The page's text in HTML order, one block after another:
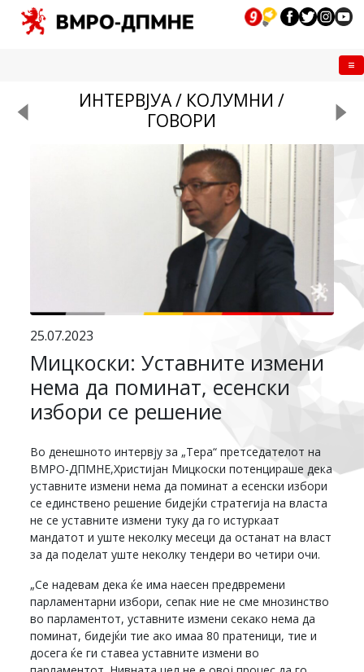
ИНТЕРВЈУА / КОЛУМНИ /
ГОВОРИ
25.07.2023
Мицкоски: Уставните измени
нема да поминат, есенски
избори се решение
Во денешното интервју за „Тера“ претседателот на
ВМРО-ДПМНЕ,Христијан Мицкоски потенцираше дека
уставните измени нема да поминат а есенски избори
се единствено решение бидејќи стратегија на власта
не се уставните измени туку да го истуркаат
мандатот и уште неколку месеци да останат на власт
за да поделат уште неколку тендери во четири очи.
„Се надевам дека ќе има наесен предвремени
парламентарни избори, сепак ние не сме мнозинство
во парламентот, уставните измени секако нема да
поминат, бидејќи тие ако имаа 80 пратеници, тие и
досега ќе ги ставеа уставните измени во